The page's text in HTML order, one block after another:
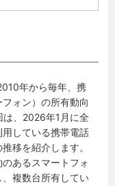
年から毎年、携
ォン）の所有動向
は、2026年1月に全
している携帯電話
移を紹介します。
あるスマートフォ
複数台所有してい